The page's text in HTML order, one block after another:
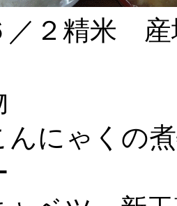
２精米 産
んにゃくの